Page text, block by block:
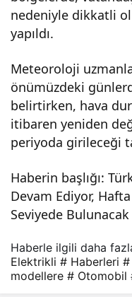
nedeniyle dikkatli
yapıldı.
Meteoroloji
önümüzdeki
belirtirken, hava
itibaren yeniden
periyoda girileceği
Haberin başlığı:
Devam Ediyor,
Seviyede Bulunacak
Haberle ilgili daha
Elektrikli # Haberleri #
modellere # Otomobil